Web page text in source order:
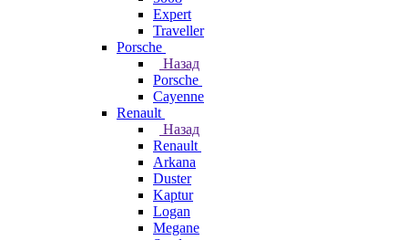
Expert
Traveller
Porsche
Назад
Porsche
Cayenne
Renault
Назад
Renault
Arkana
Duster
Kaptur
Logan
Megane